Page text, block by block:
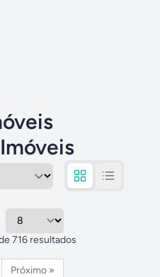
716 resultados
Próximo »